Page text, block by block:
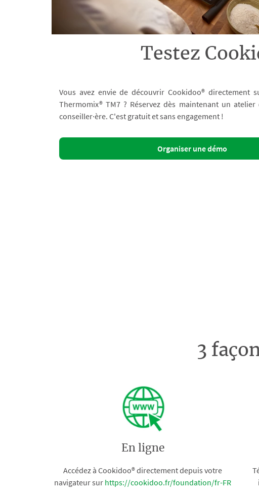
Testez
Vous avez envie de découvrir Cookidoo® directement
Thermomix® TM7 ? Réservez dès maintenant un atelier
conseiller·ère. C'est gratuit et sans engagement !
Organiser une démo
3
En ligne
Accédez à Cookidoo® directement depuis votre
navigateur sur https://cookidoo.fr/foundation/fr-FR